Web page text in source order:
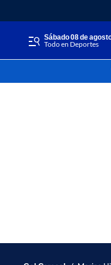
sábado 08 de
Todo en Deportes